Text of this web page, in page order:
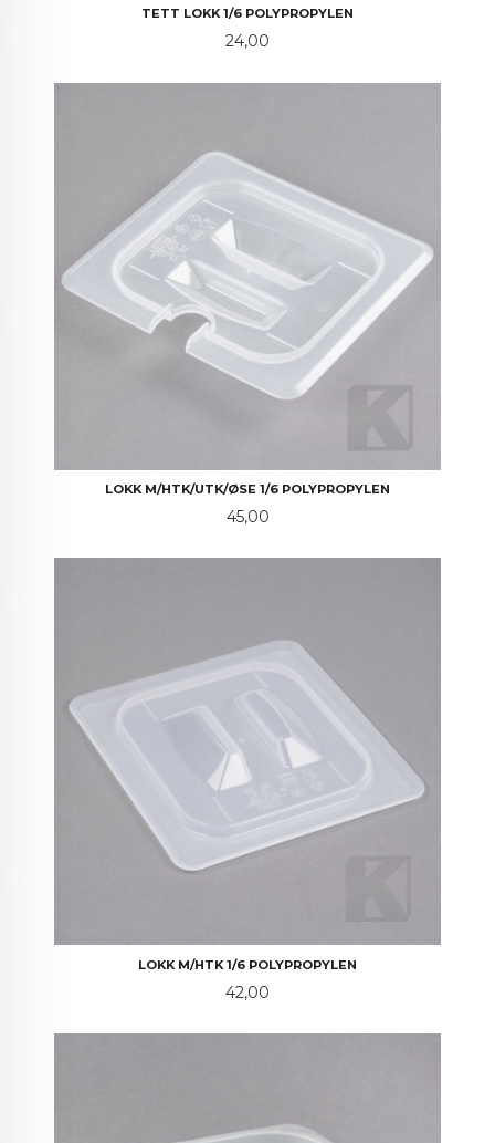
TETT LOKK 1/6 POLYPROPYLEN
Pris
24,00
LOKK M/HTK/UTK/ØSE 1/6 POLYPROPYLEN
Pris
45,00
LOKK M/HTK 1/6 POLYPROPYLEN
Pris
42,00